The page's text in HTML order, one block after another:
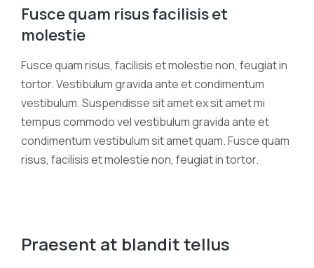
Fusce quam risus facilisis et
molestie
Fusce quam risus, facilisis et molestie non, feugiat in
tortor. Vestibulum gravida ante et condimentum
vestibulum. Suspendisse sit amet ex sit amet mi
tempus commodo vel vestibulum gravida ante et
condimentum vestibulum sit amet quam. Fusce quam
risus, facilisis et molestie non, feugiat in tortor.
Praesent at blandit tellus